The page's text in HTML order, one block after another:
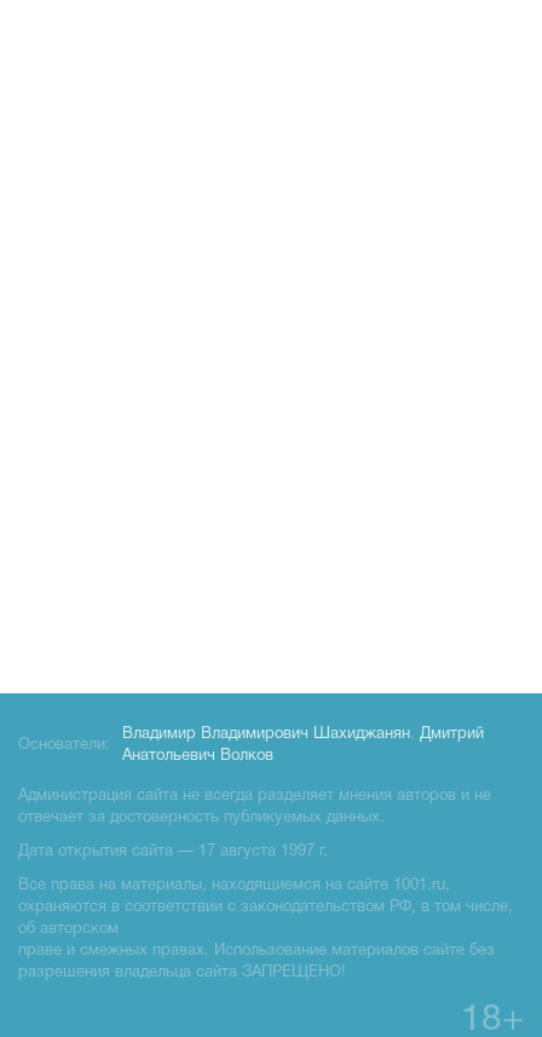
Основатели:
Владимир Владимирович Шахиджанян, Дмитрий
Анатольевич Волков
Администрация сайта не всегда разделяет мнения авторов и не
отвечает за достоверность публикуемых данных.
Дата открытия сайта — 17 августа 1997 г.
Все права на материалы, находящиемся на сайте 1001.ru,
охраняются в соответствии с законодательством РФ, в том числе,
об авторском
праве и смежных правах. Использование материалов сайте без
разрешения владельца сайта ЗАПРЕЩЕНО!
18+